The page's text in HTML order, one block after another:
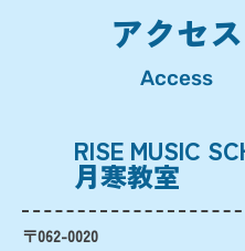
アクセス
Access
RISE MUSIC
月寒教室
〒062-0020